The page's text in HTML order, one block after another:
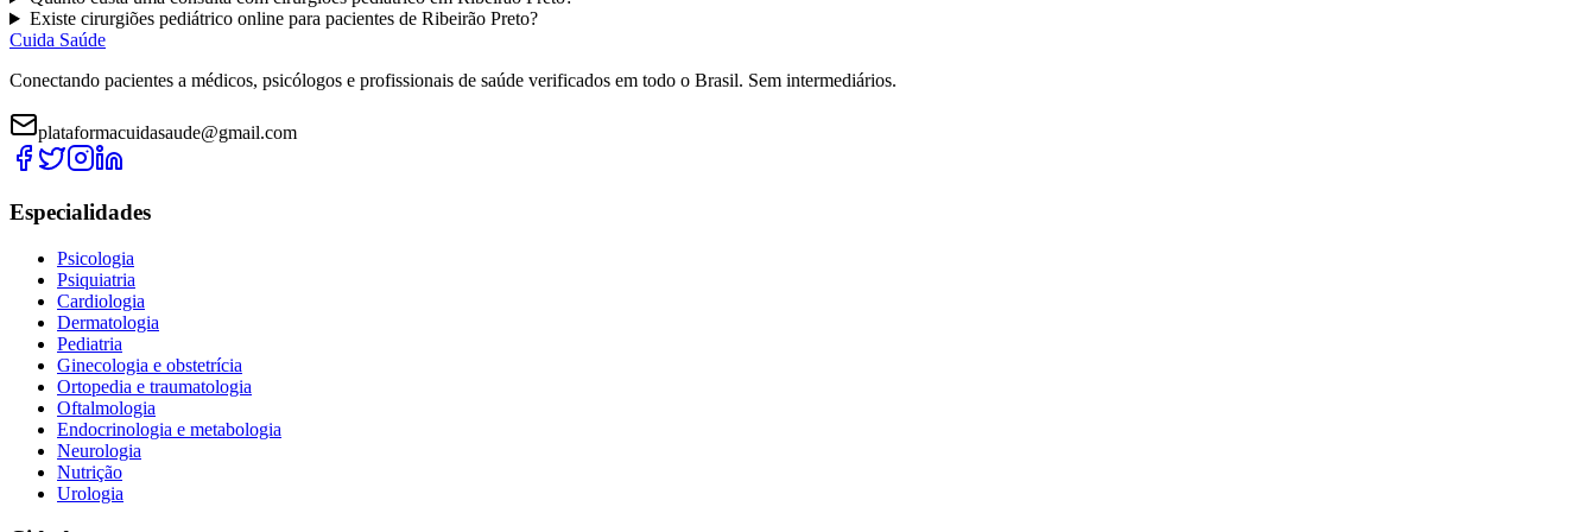
Existe cirurgiões pediátricoonline para pacientes de Ribeirão Preto?
Cuida Saúde
Conectando pacientes a médicos, psicólogos e profissionais de saúde verificados em todo o Brasil. Sem intermediários.
plataformacuidasaude@gmail.com
Especialidades
Psicologia
Psiquiatria
Cardiologia
Dermatologia
Pediatria
Ginecologia e obstetrícia
Ortopedia e traumatologia
Oftalmologia
Endocrinologia e metabologia
Neurologia
Nutrição
Urologia